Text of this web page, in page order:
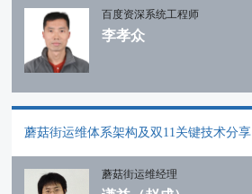
百度资深系统工程师
李孝众
蘑菇街运维体系架构及双11关键技术分享
蘑菇街运维经理